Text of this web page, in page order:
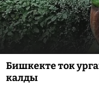
Бишкекте ток
калды